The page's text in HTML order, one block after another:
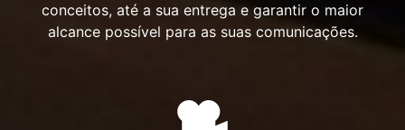
conceitos, até a sua entrega e garantir o maior
alcance possível para as suas comunicações.